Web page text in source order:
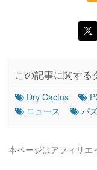
この記事に関する
Dry Cactus
ニュース
パ
本ページはアフィリエ